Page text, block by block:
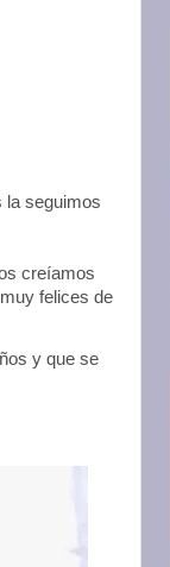
la seguimos
creíamos
muy felices de
y que se